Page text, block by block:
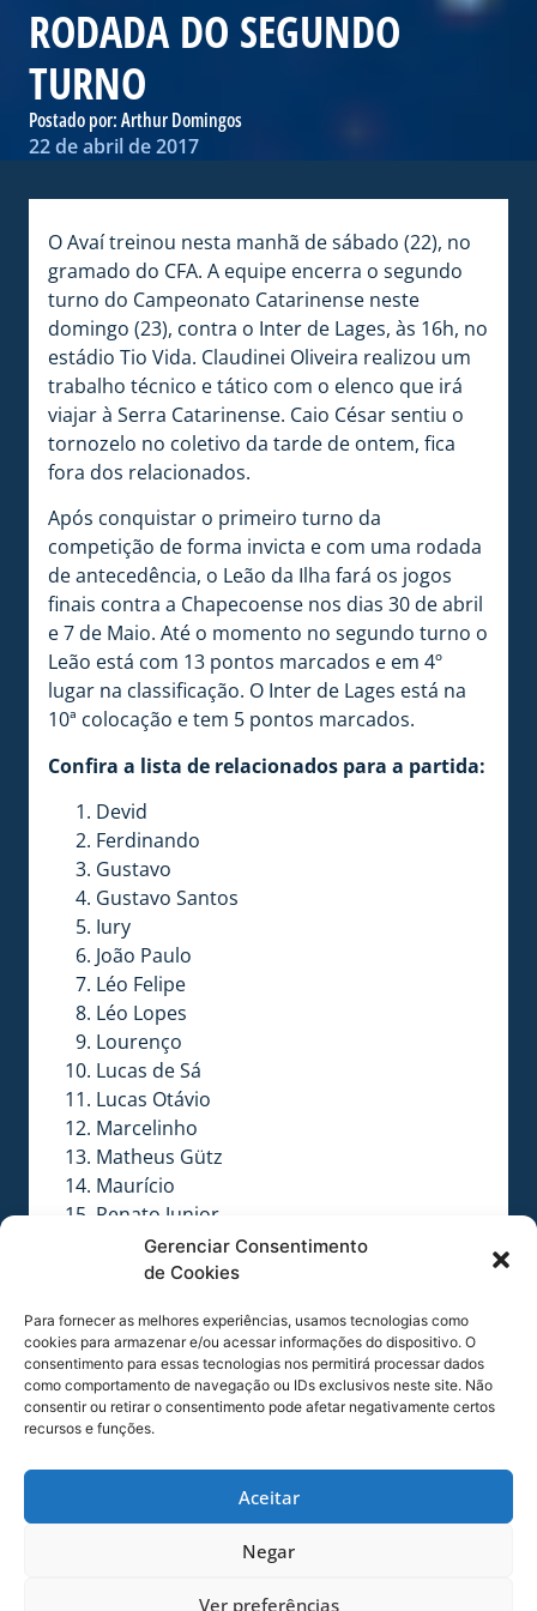
Gerenciar Consentimento
de Cookies
Para fornecer as melhores experiências, usamos tecnologias como
cookies para armazenar e/ou acessar informações do dispositivo. O
consentimento para essas tecnologias nos permitirá processar dados
como comportamento de navegação ou IDs exclusivos neste site. Não
consentir ou retirar o consentimento pode afetar negativamente certos
recursos e funções.
Aceitar
Negar
Ver preferências
RODADA DO SEGUNDO
TURNO
Postado por:Arthur Domingos
22 de abril de 2017
O Avaí treinou nesta manhã de sábado (22), no
gramado do CFA. A equipe encerra o segundo
turno do Campeonato Catarinense neste
domingo (23), contra o Inter de Lages, às 16h, no
estádio Tio Vida. Claudinei Oliveira realizou um
trabalho técnico e tático com o elenco que irá
viajar à Serra Catarinense. Caio César sentiu o
tornozelo no coletivo da tarde de ontem, fica
fora dos relacionados.
Após conquistar o primeiro turno da
competição de forma invicta e com uma rodada
de antecedência, o Leão da Ilha fará os jogos
finais contra a Chapecoense nos dias 30 de abril
e 7 de Maio. Até o momento no segundo turno o
Leão está com 13 pontos marcados e em 4º
lugar na classificação. O Inter de Lages está na
10ª colocação e tem 5 pontos marcados.
Confira a lista de relacionados para a partida:
Devid
Ferdinando
Gustavo
Gustavo Santos
Iury
João Paulo
Léo Felipe
Léo Lopes
Lourenço
Lucas de Sá
Lucas Otávio
Marcelinho
Matheus Gütz
Maurício
Renato Junior
Salazar
Toshi
Vitor
Wesley